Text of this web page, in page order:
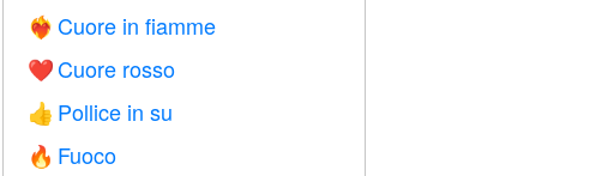
❤️‍🔥 Cuore in fiamme
❤️ Cuore rosso
👍 Pollice in su
🔥 Fuoco